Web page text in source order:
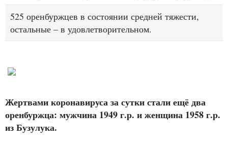
525 оренбуржцев в состоянии средней тяжести,
остальные – в удовлетворительном.
Жертвами коронавируса за сутки стали ещё два
оренбуржца: мужчина 1949 г.р. и женщина 1958 г.р.
из Бузулука.